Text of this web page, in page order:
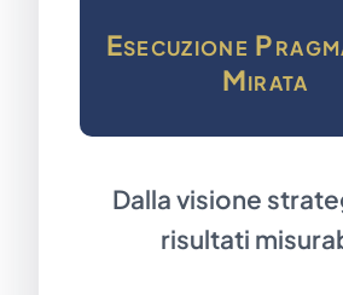
Esecuzione
Mirata
Dalla visione
risultati